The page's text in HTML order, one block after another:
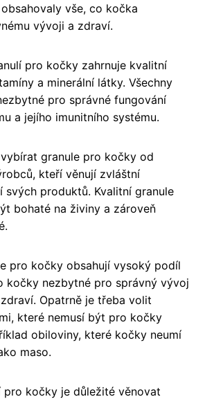
vše, co kočka
vývoji a zdraví.
pro kočky zahrnuje kvalitní
a minerální látky. Všechny
pro správné fungování
a jejího imunitního systému.
granule pro kočky od
kteří věnují zvláštní
svých produktů. Kvalitní granule
bohaté na živiny a zároveň
pro kočky obsahují vysoký podíl
kočky nezbytné pro správný vývoj
Opatrně je třeba volit
které nemusí být pro kočky
obiloviny, které kočky neumí
maso.
pro kočky je důležité věnovat